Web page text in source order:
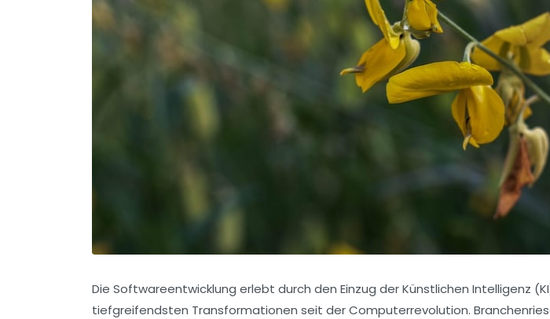
Die Softwareentwicklung erlebt durch den Einzug der Künstlichen Intelligenz
tiefgreifendsten Transformationen seit der Computerrevolution.